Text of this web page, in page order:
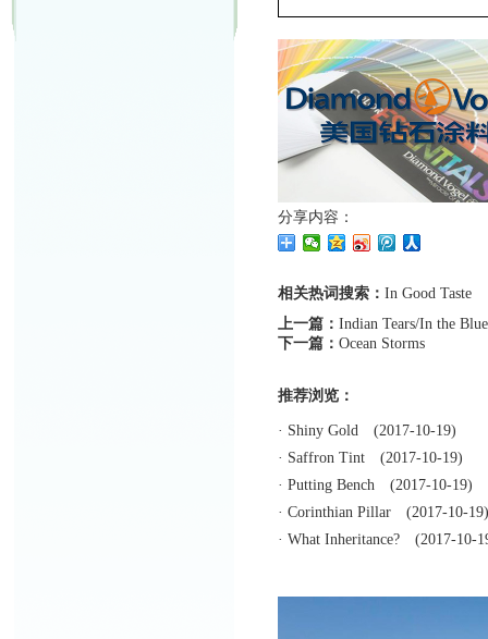
分享内容：
相关热词搜索： In Good Taste
上一篇： Indian Tears/In the Blue
下一篇： Ocean Storms
推荐浏览：
· Shiny Gold (2017-10-19)
· Saffron Tint (2017-10-19)
· Putting Bench (2017-10-19)
· Corinthian Pillar (2017-10-19)
· What Inheritance? (2017-10-